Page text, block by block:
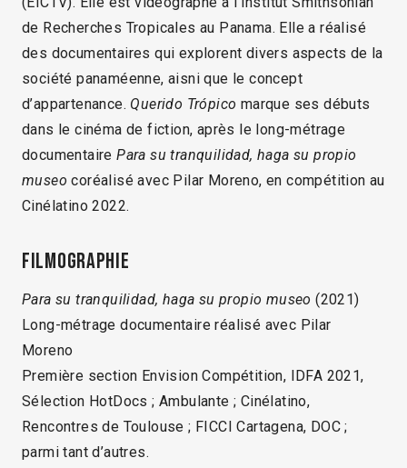
de Recherches Tropicales au Panama. Elle a réalisé
des documentaires qui explorent divers aspects de la
société panaméenne, aisni que le concept
d’appartenance. Querido Trópico marque ses débuts
dans le cinéma de fiction, après le long-métrage
documentairePara su tranquilidad, haga su propio
museo coréalisé avec Pilar Moreno, en compétition au
Cinélatino 2022.
Filmographie
Para su tranquilidad, haga su propio museo (2021)
Long-métrage documentaire réalisé avec Pilar
Moreno
Première section Envision Compétition, IDFA 2021,
Sélection HotDocs ; Ambulante ; Cinélatino,
Rencontres de Toulouse ; FICCI Cartagena, DOC ;
parmi tant d’autres.